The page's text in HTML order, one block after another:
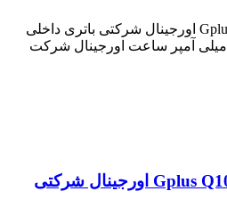
باتری گوشی جی پلاس Gplus p10 اورجینال شرکتی باتری داخلی
قابل تعویض با ظرفیت 3500 میلی آمپر ساعت اورجینال شرکت